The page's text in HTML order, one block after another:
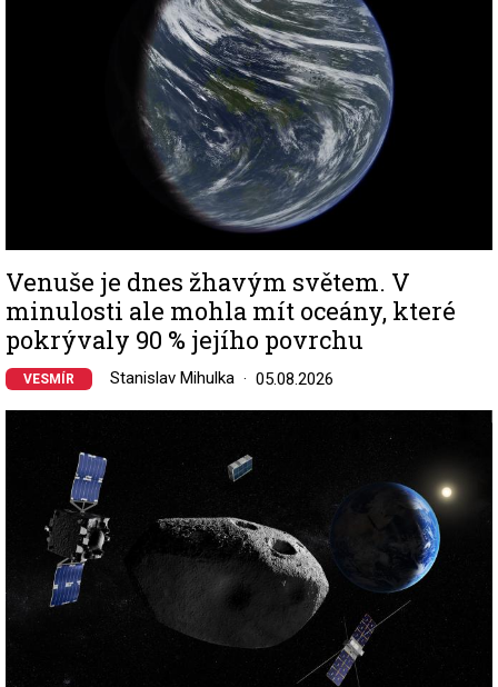
Venuše je dnes žhavým světem. V
minulosti ale mohla mít oceány, které
pokrývaly 90 % jejího povrchu
VESMÍR Stanislav Mihulka 05.08.2026